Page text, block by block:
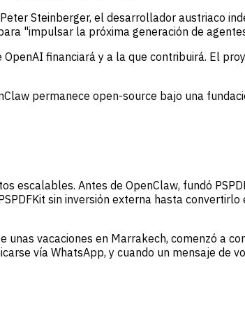
Steinberger, el desarrollador austriaco
"impulsar la próxima generación de
financiará y a la que contribuirá. El
permanece open-source bajo una
Antes de OpenClaw, fundó
sin inversión externa hasta
vacaciones en Marrakech, comenzó a
vía WhatsApp, y cuando un mensaje de